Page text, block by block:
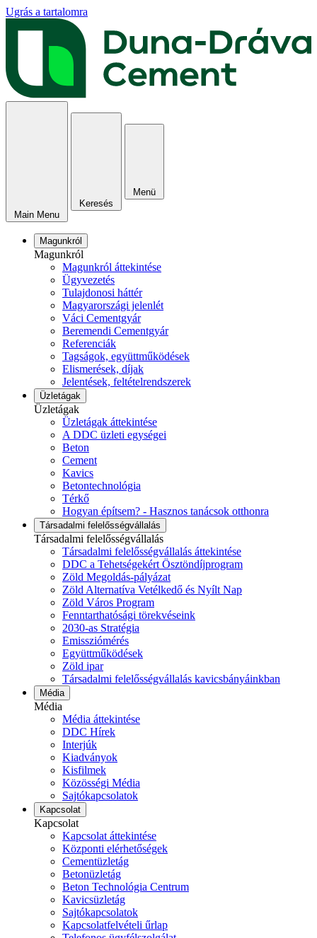
Ugrás a tartalomra
Main Menu
Keresés
Menü
Magunkról
Magunkról
Magunkról áttekintése
Ügyvezetés
Tulajdonosi háttér
Magyarországi jelenlét
Váci Cementgyár
Beremendi Cementgyár
Referenciák
Tagságok, együttműködések
Elismerések, díjak
Jelentések, feltételrendszerek
Üzletágak
Üzletágak
Üzletágak áttekintése
A DDC üzleti egységei
Beton
Cement
Kavics
Betontechnológia
Térkő
Hogyan építsem? - Hasznos tanácsok otthonra
Társadalmi felelősségvállalás
Társadalmi felelősségvállalás
Társadalmi felelősségvállalás áttekintése
DDC a Tehetségekért Ösztöndíjprogram
Zöld Megoldás-pályázat
Zöld Alternatíva Vetélkedő és Nyílt Nap
Zöld Város Program
Fenntarthatósági törekvéseink
2030-as Stratégia
Emissziómérés
Együttműködések
Zöld ipar
Társadalmi felelősségvállalás kavicsbányáinkban
Média
Média
Média áttekintése
DDC Hírek
Interjúk
Kiadványok
Kisfilmek
Közösségi Média
Sajtókapcsolatok
Kapcsolat
Kapcsolat
Kapcsolat áttekintése
Központi elérhetőségek
Cementüzletág
Betonüzletág
Beton Technológia Centrum
Kavicsüzletág
Sajtókapcsolatok
Kapcsolatfelvételi űrlap